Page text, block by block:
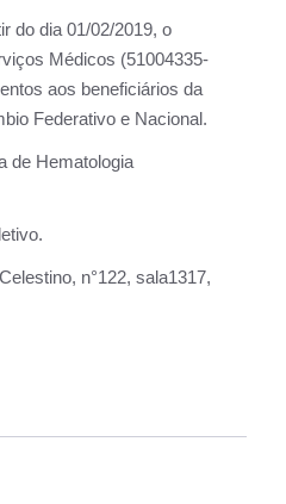
do dia 01/02/2019, o
Médicos (51004335-
aos beneficiários da
Federativo e Nacional.
de Hematologia
n°122, sala1317,